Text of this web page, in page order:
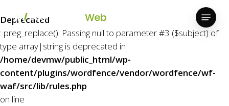
Deprecated
: preg_replace(): Passing null to parameter #3 ($subject) of
type array|string is deprecated in
/home/devmw/public_html/wp-
content/plugins/wordfence/vendor/wordfence/wf-
waf/src/lib/rules.php
on line
to
main
content
Menu
Close